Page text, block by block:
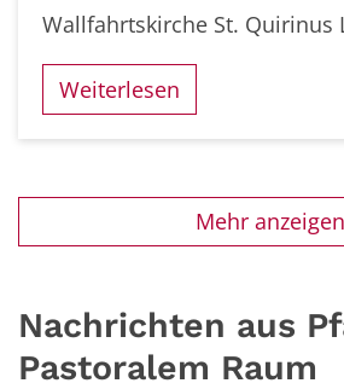
Wallfahrtskirche St. Quirinus
Weiterlesen
Mehr anzeigen
Nachrichten aus
Pastoralem Raum